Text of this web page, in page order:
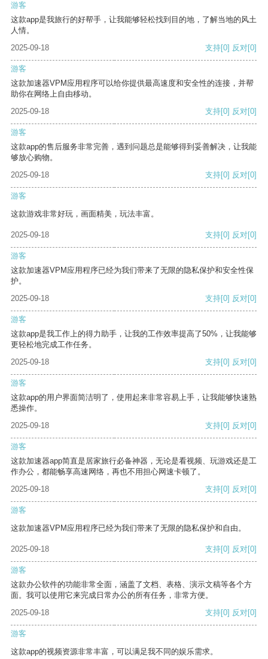
游客
这款app是我旅行的好帮手，让我能够轻松找到目的地，了解当地的风土
人情。
2025-09-18
支持[0] 反对[0]
游客
这款加速器VPM应用程序可以给你提供最高速度和安全性的连接，并帮
助你在网络上自由移动。
2025-09-18
支持[0] 反对[0]
游客
这款app的售后服务非常完善，遇到问题总是能够得到妥善解决，让我能
够放心购物。
2025-09-18
支持[0] 反对[0]
游客
这款游戏非常好玩，画面精美，玩法丰富。
2025-09-18 支持[0] 反对[0]
游客
这款加速器VPM应用程序已经为我们带来了无限的隐私保护和安全性保
护。
2025-09-18
支持[0] 反对[0]
游客
这款app是我工作上的得力助手，让我的工作效率提高了50%，让我能够
更轻松地完成工作任务。
2025-09-18
支持[0] 反对[0]
游客
这款app的用户界面简洁明了，使用起来非常容易上手，让我能够快速熟
悉操作。
2025-09-18
支持[0] 反对[0]
游客
这款加速器app简直是居家旅行必备神器，无论是看视频、玩游戏还是工
作办公，都能畅享高速网络，再也不用担心网速卡顿了。
2025-09-18
支持[0] 反对[0]
游客
这款加速器VPM应用程序已经为我们带来了无限的隐私保护和自由。
2025-09-18 支持[0] 反对[0]
游客
这款办公软件的功能非常全面，涵盖了文档、表格、演示文稿等各个方
面。我可以使用它来完成日常办公的所有任务，非常方便。
2025-09-18
支持[0] 反对[0]
游客
这款app的视频资源非常丰富，可以满足我不同的娱乐需求。